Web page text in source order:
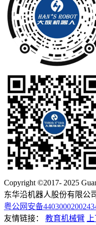
Copyright ©2017- 2025
东华沿机器人股份有限公
粤公网安备
友情链接：
教育机械臂